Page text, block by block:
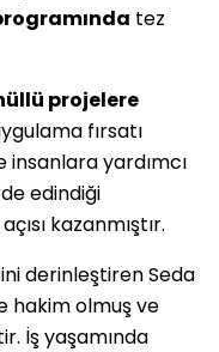
tez
projelere
fırsatı
insanlara yardımcı
edindiği
kazanmıştır.
derinleştiren Seda
hakim olmuş ve
İş yaşamında